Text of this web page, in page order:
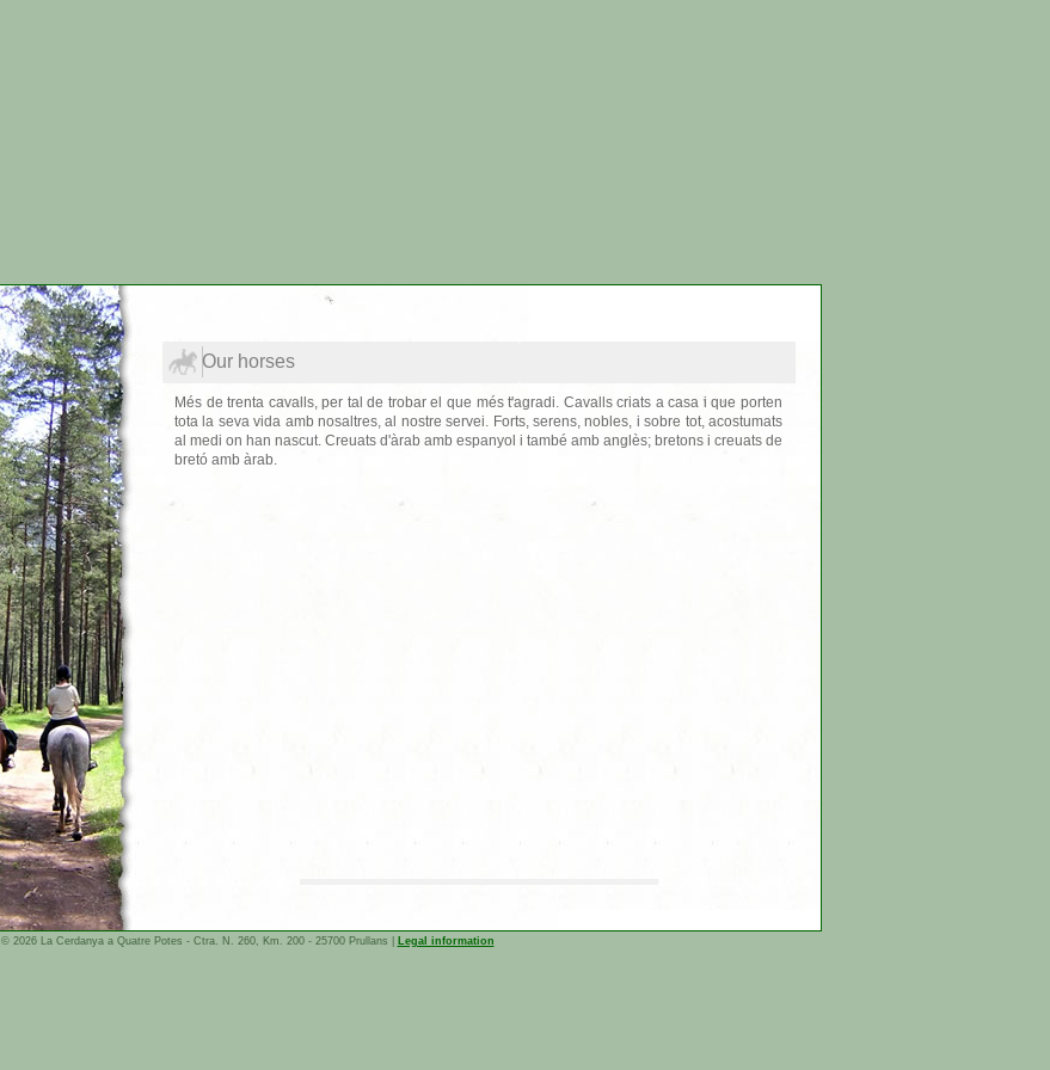
Our horses
Més de trenta cavalls, per tal de trobar el que més t'agradi. Cavalls criats a casa i que porten
tota la seva vida amb nosaltres, al nostre servei. Forts, serens, nobles, i sobre tot, acostumats
al medi on han nascut. Creuats d'àrab amb espanyol i també amb anglès; bretons i creuats de
bretó amb àrab.
© 2026 La Cerdanya a Quatre Potes - Ctra. N. 260, Km. 200 - 25700 Prullans | Legal information